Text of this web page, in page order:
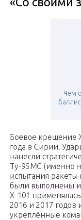
Чем
Боевое крещение
года в Сирии.
нанесли
Ту-95МС (именно
испытания ракеты
были выполнены
Х-101
2016 и 2017 годов
укреплённые